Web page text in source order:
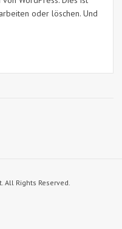
oder löschen. Und
All Rights Reserved.